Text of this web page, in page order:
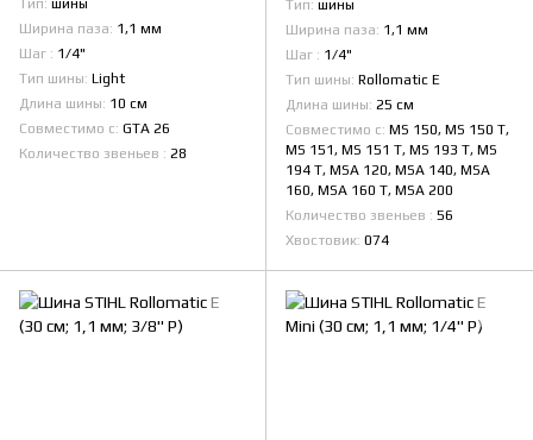
Тип шины
Ширина паза 1,1 мм
Шаг
1/4"
Тип шины Light
Длина шины 10 см
Совместимо с GTA 26
Количество звеньев
28
Тип шины
Ширина паза 1,1 мм
Шаг
1/4"
Тип шины Rollomatic E
Длина шины 25 см
Совместимо с MS 150, MS 150 T,
MS 151, MS 151 T, MS 193 T, MS
194 T, MSA 120, MSA 140, MSA
160, MSA 160 T, MSA 200
Количество звеньев
56
Хвостовик 074